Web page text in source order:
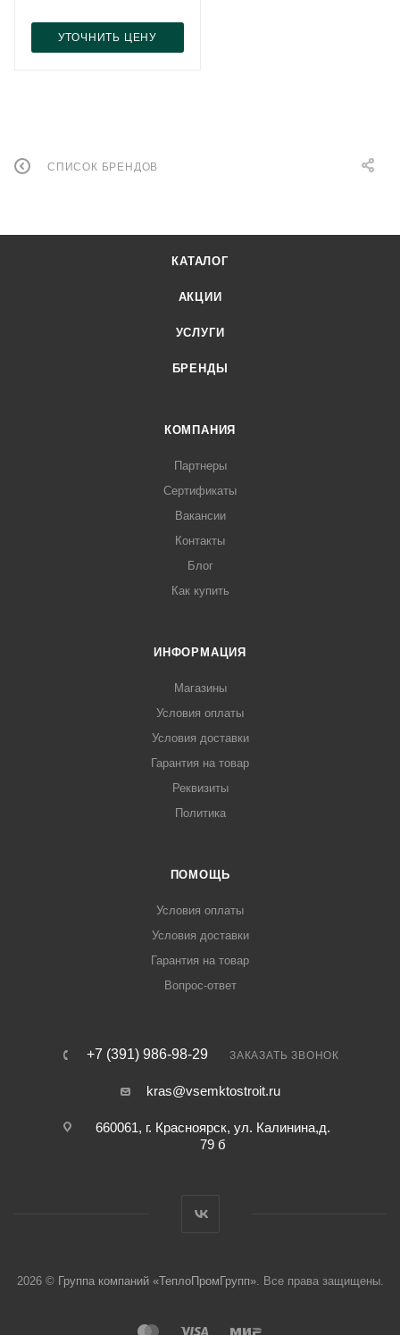
УТОЧНИТЬ ЦЕНУ
СПИСОК БРЕНДОВ
КАТАЛОГ
АКЦИИ
УСЛУГИ
БРЕНДЫ
КОМПАНИЯ
Партнеры
Сертификаты
Вакансии
Контакты
Блог
Как купить
ИНФОРМАЦИЯ
Магазины
Условия оплаты
Условия доставки
Гарантия на товар
Реквизиты
Политика
ПОМОЩЬ
Условия оплаты
Условия доставки
Гарантия на товар
Вопрос-ответ
+7 (391) 986-98-29 ЗАКАЗАТЬ ЗВОНОК
kras@vsemktostroit.ru
660061, г. Красноярск, ул. ​Калинина,д.
79 б
2026 © Группа компаний «ТеплоПромГрупп». Все права защищены.